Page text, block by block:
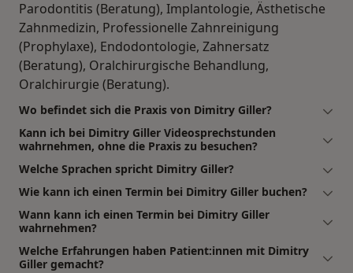
Parodontitis (Beratung), Implantologie, Ästhetische
Zahnmedizin, Professionelle Zahnreinigung
(Prophylaxe), Endodontologie, Zahnersatz
(Beratung), Oralchirurgische Behandlung,
Oralchirurgie (Beratung).
Wo befindet sich die Praxis von Dimitry Giller?
Kann ich bei Dimitry Giller Videosprechstunden
wahrnehmen, ohne die Praxis zu besuchen?
Welche Sprachen spricht Dimitry Giller?
Wie kann ich einen Termin bei Dimitry Giller buchen?
Wann kann ich einen Termin bei Dimitry Giller
wahrnehmen?
Welche Erfahrungen haben Patient:innen mit Dimitry
Giller gemacht?